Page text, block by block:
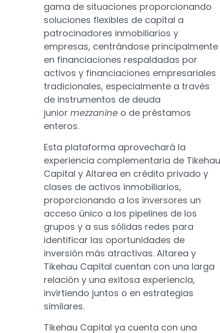
gama de situaciones proporcionando
soluciones flexibles de capital a
patrocinadores inmobiliarios y
empresas, centrándose principalmente
en financiaciones respaldadas por
activos y financiaciones empresariales
tradicionales, especialmente a través
de instrumentos de deuda
junior mezzanine o de préstamos
enteros.
Esta plataforma aprovechará la
experiencia complementaria de Tikehau
Capital y Altarea en crédito privado y
clases de activos inmobiliarios,
proporcionando a los inversores un
acceso único a los pipelines de los
grupos y a sus sólidas redes para
identificar las oportunidades de
inversión más atractivas. Altarea y
Tikehau Capital cuentan con una larga
relación y una exitosa experiencia,
invirtiendo juntos o en estrategias
similares.
Tikehau Capital ya cuenta con una